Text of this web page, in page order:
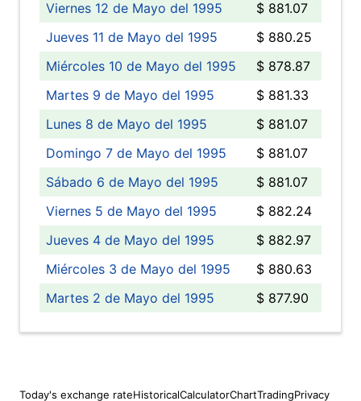
Viernes 12 de Mayo del 1995
$ 881.07
Jueves 11 de Mayo del 1995
$ 880.25
Miércoles 10 de Mayo del 1995
$ 878.87
Martes 9 de Mayo del 1995
$ 881.33
Lunes 8 de Mayo del 1995
$ 881.07
Domingo 7 de Mayo del 1995
$ 881.07
Sábado 6 de Mayo del 1995
$ 881.07
Viernes 5 de Mayo del 1995
$ 882.24
Jueves 4 de Mayo del 1995
$ 882.97
Miércoles 3 de Mayo del 1995
$ 880.63
Martes 2 de Mayo del 1995
$ 877.90
Today's exchange rateHistoricalCalculatorChartTradingPrivacy